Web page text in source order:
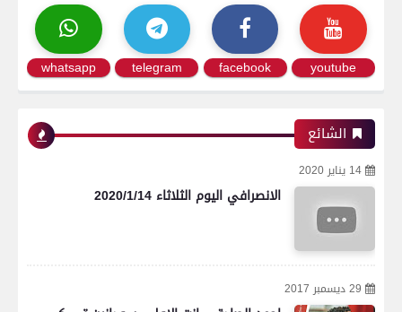
youtube
facebook
telegram
whatsapp
الشائع
14 يناير 2020
الانصرافي اليوم الثلاثاء 2020/1/14
29 ديسمبر 2017